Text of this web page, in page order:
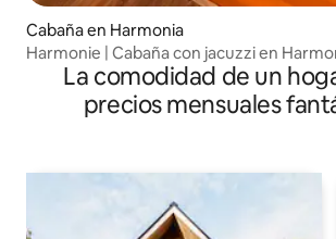
Cabaña en Harmonia
Harmonie | Cabaña con jacuzzi en
La comodidad de un
precios mensuales